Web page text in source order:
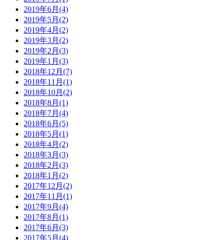
2019年6月(4)
2019年5月(2)
2019年4月(2)
2019年3月(2)
2019年2月(3)
2019年1月(3)
2018年12月(7)
2018年11月(1)
2018年10月(2)
2018年8月(1)
2018年7月(4)
2018年6月(5)
2018年5月(1)
2018年4月(2)
2018年3月(3)
2018年2月(3)
2018年1月(2)
2017年12月(2)
2017年11月(1)
2017年9月(4)
2017年8月(1)
2017年6月(3)
2017年5月(4)